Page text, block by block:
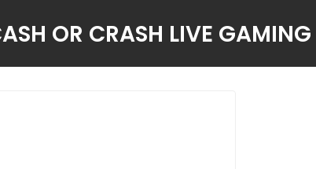
OR CRASH LIVE GAMING